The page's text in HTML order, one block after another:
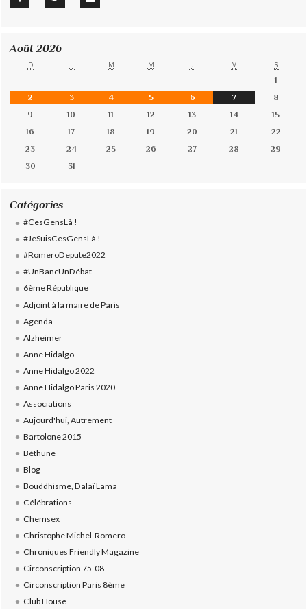
Août 2026
D L M M J V S
1
2
3 4 5 6 7
8
9
10 11 12 13 14
15
16
17 18 19 20 21
22
23
24 25 26 27 28
29
30
31
Catégories
#CesGensLà !
#JeSuisCesGensLà !
#RomeroDepute2022
#UnBancUnDébat
6ème République
Adjoint à la maire de Paris
Agenda
Alzheimer
Anne Hidalgo
Anne Hidalgo 2022
Anne Hidalgo Paris 2020
Associations
Aujourd'hui, Autrement
Bartolone 2015
Béthune
Blog
Bouddhisme, Dalaï Lama
Célébrations
Chemsex
Christophe Michel-Romero
Chroniques Friendly Magazine
Circonscription 75-08
Circonscription Paris 8ème
Club House